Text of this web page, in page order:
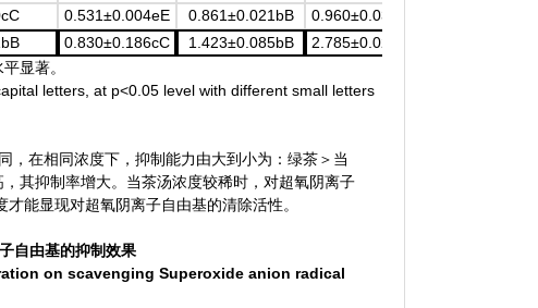
0.531±0.004eE 0.861±0.021bB
0.960±0.036aA
0.830±0.186cC 1.423±0.085bB
2.785±0.027aA
显著。
letters, at p<0.05 level with different small letters
，在相同浓度下，抑制能力由大到小为：绿茶＞当
其抑制率增大。当茶汤浓度较稀时，对超氧阴离子
能显现对超氧阴离子自由基的清除活性。
自由基的抑制效果
on scavenging Superoxide anion radical